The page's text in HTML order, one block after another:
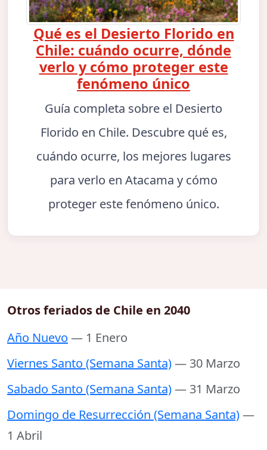
Qué es el Desierto Florido en
Chile: cuándo ocurre, dónde
verlo y cómo proteger este
fenómeno único
Guía completa sobre el Desierto
Florido en Chile. Descubre qué es,
cuándo ocurre, los mejores lugares
para verlo en Atacama y cómo
proteger este fenómeno único.
Otros feriados de Chile en 2040
Año Nuevo — 1 Enero
Viernes Santo (Semana Santa)— 30 Marzo
Sabado Santo (Semana Santa)— 31 Marzo
Domingo de Resurrección (Semana Santa)—
1 Abril